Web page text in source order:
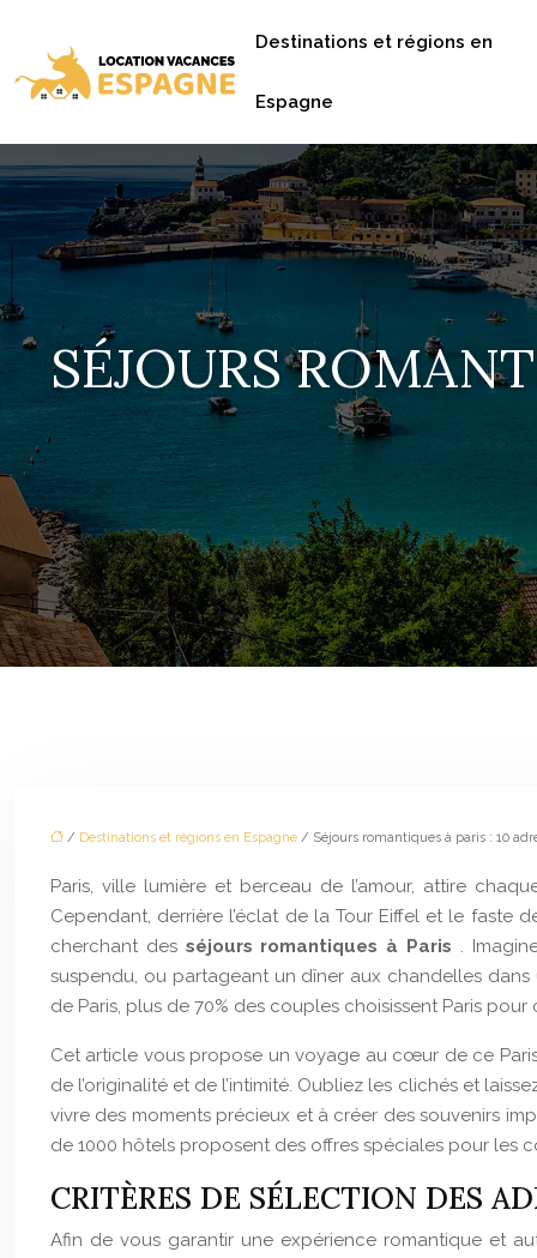
Destinations et régions en
Espagne
SÉJOURS
/ Destinations et régions en Espagne / Séjours romantiques à paris : 10
Paris, ville lumière et berceau de l’amour, attire
Cependant, derrière l’éclat de la Tour Eiffel et le faste
cherchant des séjours romantiques à Paris .
suspendu, ou partageant un dîner aux chandelles
de Paris, plus de 70% des couples choisissent Paris
Cet article vous propose un voyage au cœur de ce
de l’originalité et de l’intimité. Oubliez les clichés et
vivre des moments précieux et à créer des souvenirs
de 1000 hôtels proposent des offres spéciales pour les
CRITÈRES DE SÉLECTION DES
Afin de vous garantir une expérience romantique et